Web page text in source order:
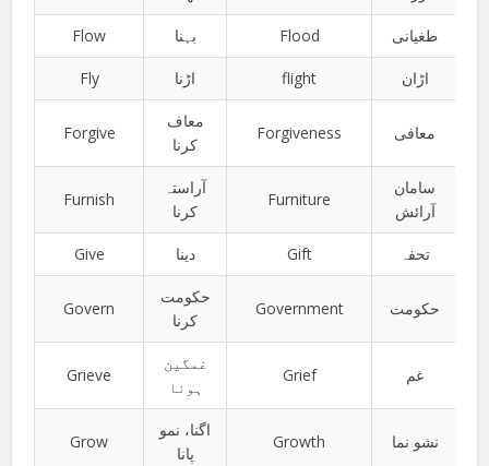
Flow بہنا Flood طغیانی
Fly اڑنا flight اڑان
Forgive
معاف
کرنا
Forgiveness معافی
Furnish
آراستہ
کرنا
Furniture
سامان
آرائش
Give دینا Gift تحفہ
Govern
حکومت
کرنا
Government حکومت
Grieve
غمگین
ہونا
Grief غم
Grow
اگنا، نمو
پانا
Growth نشو نما